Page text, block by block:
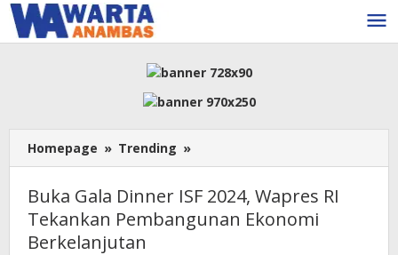
Lewati
ke
konten
Homepage » Trending »
Gala
ISF
2024,
Buka Gala Dinner ISF 2024, Wapres RI
Tekankan Pembangunan Ekonomi
Berkelanjutan